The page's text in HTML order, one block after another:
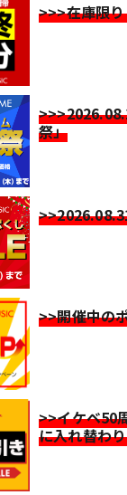
>>>在庫限
祭」
>>開催中の
>>イケベ50
に入れ替わ